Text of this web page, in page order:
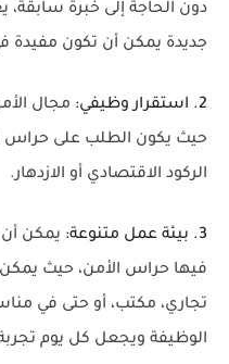
دون الحاجة إلى خبرة
جديدة يمكن أن تكون مفيدة
2. استقرار وظيفي:
مجال
حيث يكون الطلب على حراس
الركود الاقتصادي أو الازدهار.
3. بيئة عمل متنوعة:
يمكن أن
فيها حراس الأمن، حيث
تجاري، مكتب، أو حتى في
الوظيفة ويجعل كل يوم